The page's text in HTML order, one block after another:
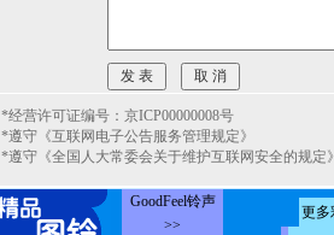
*经营许可证编号：京ICP00000008号
*遵守《互联网电子公告服务管理规定》
*遵守《全国人大常委会关于维护互联网安全的规定》